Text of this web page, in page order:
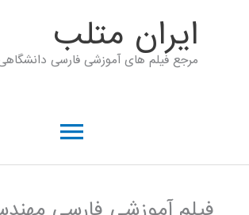
ايران متلب
مرجع فیلم های آموزشی فارسی
فهرست